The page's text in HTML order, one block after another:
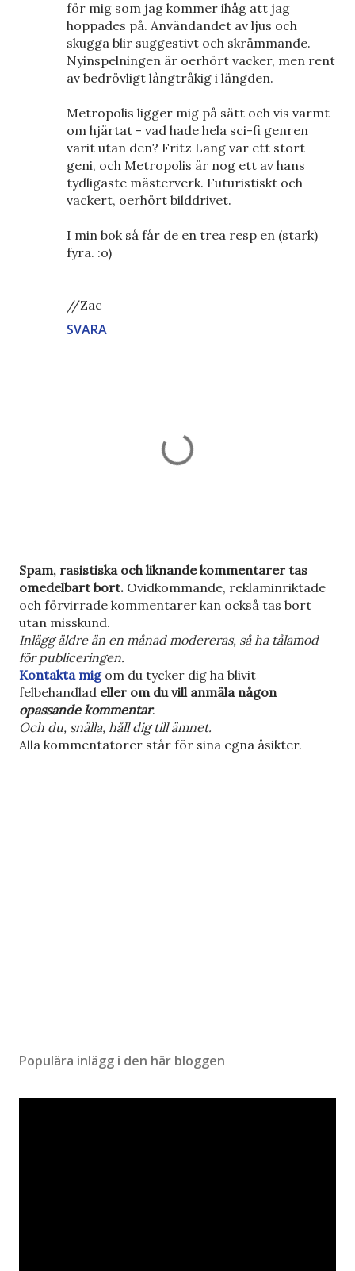
för mig som jag kommer ihåg att jag
hoppades på. Användandet av ljus och
skugga blir suggestivt och skrämmande.
Nyinspelningen är oerhört vacker, men rent
av bedrövligt långtråkig i längden.
Metropolis ligger mig på sätt och vis varmt
om hjärtat - vad hade hela sci-fi genren
varit utan den? Fritz Lang var ett stort
geni, och Metropolis är nog ett av hans
tydligaste mästerverk. Futuristiskt och
vackert, oerhört bilddrivet.
I min bok så får de en trea resp en (stark)
fyra. :o)
//Zac
SVARA
S
k
i
c
k
a
e
n
k
o
m
Spam, rasistiska och liknande kommentarer tas
omedelbart bort. Ovidkommande, reklaminriktade
och förvirrade kommentarer kan också tas bort
utan misskund.
Inlägg äldre än en månad modereras, så ha tålamod
för publiceringen.
Kontakta migom du tycker dig ha blivit
felbehandlad eller om du vill anmäla någon
opassande kommentar.
Och du, snälla, håll dig till ämnet.
Alla kommentatorer står för sina egna åsikter.
Populära inlägg i den här bloggen